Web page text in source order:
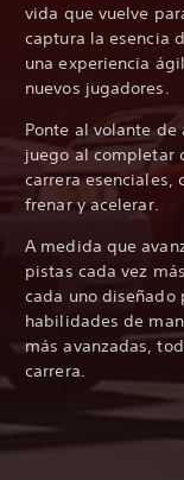
vida que vuelve
captura la esencia
una experiencia
nuevos jugadores.
Ponte al volante
juego al completar
carrera esenciales,
frenar y acelerar.
A medida que
pistas cada vez
cada uno diseñado
habilidades de
más avanzadas,
carrera.